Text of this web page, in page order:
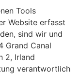
Tools
Website erfasst
sind wir und
Grand Canal
2, Irland
verantwortlich